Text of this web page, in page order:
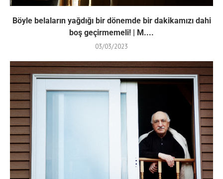
Böyle belaların yağdığı bir dönemde bir dakikamızı dahi
boş geçirmemeli! | M....
03/03/2023